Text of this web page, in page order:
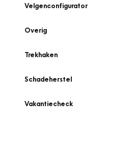
Velgenconfigurator
Overig
Trekhaken
Schadeherstel
Vakantiecheck